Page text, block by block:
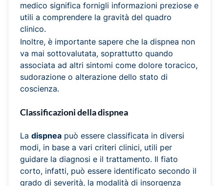
medico significa fornigli informazioni preziose e
utili a comprendere la gravità del quadro
clinico.
Inoltre, è importante sapere che la dispnea non
va mai sottovalutata, soprattutto quando
associata ad altri sintomi come dolore toracico,
sudorazione o alterazione dello stato di
coscienza.
Classificazioni della dispnea
La dispnea può essere classificata in diversi
modi, in base a vari criteri clinici, utili per
guidare la diagnosi e il trattamento. Il fiato
corto, infatti, può essere identificato secondo il
grado di severità, la modalità di insorgenza